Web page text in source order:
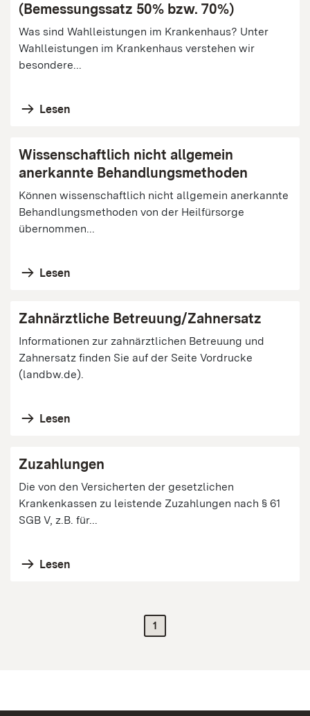
(Bemessungssatz 50% bzw. 70%)
Was sind Wahlleistungen im Krankenhaus? Unter
Wahlleistungen im Krankenhaus verstehen wir
besondere...
Lesen
Wissenschaftlich nicht allgemein
anerkannte Behandlungsmethoden
Können wissenschaftlich nicht allgemein anerkannte
Behandlungsmethoden von der Heilfürsorge
übernommen...
Lesen
Zahnärztliche Betreuung/Zahnersatz
Informationen zur zahnärztlichen Betreuung und
Zahnersatz finden Sie auf der Seite Vordrucke
(landbw.de).
Lesen
Zuzahlungen
Die von den Versicherten der gesetzlichen
Krankenkassen zu leistende Zuzahlungen nach § 61
SGB V, z.B. für...
Lesen
1